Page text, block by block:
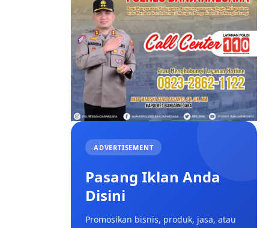
ADVERTISEMENT
Pasang Iklan Anda
Disini
Promosikan bisnis, produk, jasa, atau